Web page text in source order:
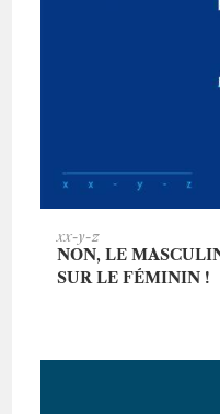
xx-y-z
NON, LE
SUR LE FÉMININ !